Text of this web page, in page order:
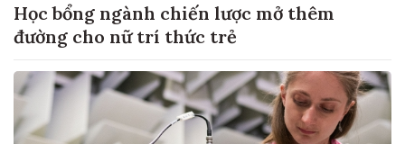
Học bổng ngành chiến lược mở thêm
đường cho nữ trí thức trẻ